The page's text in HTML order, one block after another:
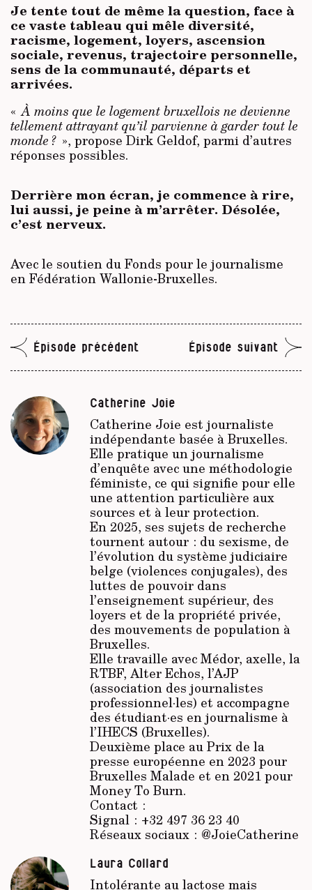
Je tente tout de même la question, face à
ce vaste tableau qui mêle diversité,
racisme, logement, loyers, ascension
sociale, revenus, trajectoire personnelle,
sens de la communauté, départs et
arrivées.
«À moins que le logement bruxellois ne devienne
tellement attrayant qu’il parvienne à garder tout le
monde ? », propose Dirk Geldof, parmi d’autres
réponses possibles.
Derrière mon écran, je commence à rire,
lui aussi, je peine à m’arrêter. Désolée,
c’est nerveux.
Avec le soutien du Fonds pour le journalisme
en Fédération Wallonie-Bruxelles.
Épisode précédent Épisode suivant
Catherine Joie
Catherine Joie est journaliste
indépendante basée à Bruxelles.
Elle pratique un journalisme
d’enquête avec une méthodologie
féministe, ce qui signifie pour elle
une attention particulière aux
sources et à leur protection.
En 2025, ses sujets de recherche
tournent autour : du sexisme, de
l’évolution du système judiciaire
belge (violences conjugales), des
luttes de pouvoir dans
l’enseignement supérieur, des
loyers et de la propriété privée,
des mouvements de population à
Bruxelles.
Elle travaille avec Médor, axelle, la
RTBF, Alter Echos, l’AJP
(association des journalistes
professionnel·les) et accompagne
des étudiant·es en journalisme à
l’IHECS (Bruxelles).
Deuxième place au Prix de la
presse européenne en 2023 pour
Bruxelles Malade et en 2021 pour
Money To Burn.
Contact :
Signal : +32 497 36 23 40
Réseaux sociaux : @JoieCatherine
Laura Collard
Intolérante au lactose mais